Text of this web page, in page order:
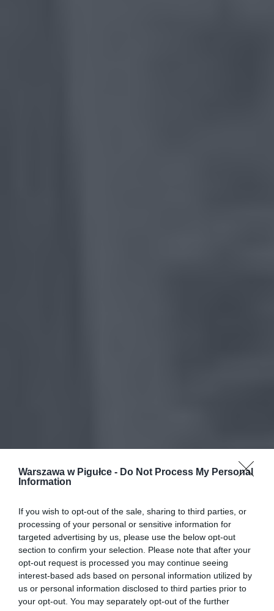
Warszawa w Pigułce - Do Not Process My Personal
Information
If you wish to opt-out of the sale, sharing to third parties, or
processing of your personal or sensitive information for
targeted advertising by us, please use the below opt-out
section to confirm your selection. Please note that after your
opt-out request is processed you may continue seeing
interest-based ads based on personal information utilized by
us or personal information disclosed to third parties prior to
your opt-out. You may separately opt-out of the further